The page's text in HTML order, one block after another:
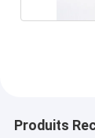
Produits